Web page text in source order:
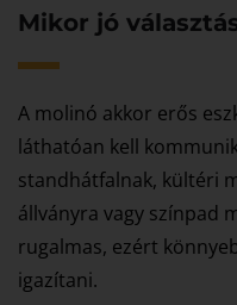
Mikor jó
A molinó akkor erős
láthatóan kell
standhátfalnak, kültéri
állványra vagy színpad
rugalmas, ezért
igazítani.